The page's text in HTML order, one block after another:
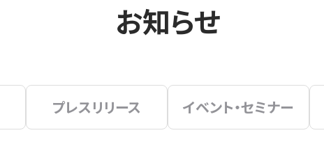
お知らせ
プレスリリース イベント・セミナー